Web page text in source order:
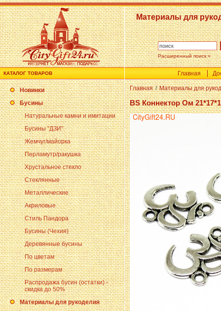
Материалы для
Расширенный поиск »
КАТАЛОГ ТОВАРОВ Главная
Новинки
Бусины
Натуральные камни и имитации
Бусины "ДЗИ"
Жемчуг/майорка
Перламутр/ракушка
Хрустальное стекло
Стеклянные
Металлические
Акриловые
Стиль Пандора
Бусины (Чехия)
Деревянные бусины
По цветам
По размерам
Распродажа бусин (остатки) -
скидка до 50%
Материалы для рукоделия
Главная / Материалы для
BS Коннектор Ом